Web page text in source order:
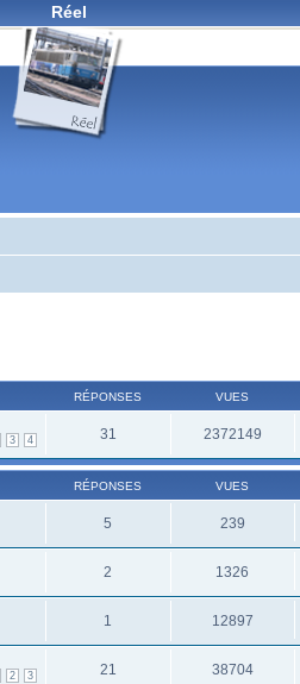
Réel
RÉPONSES VUES
3 4 31 2372149
RÉPONSES VUES
5 239
2 1326
1 12897
2 3 21 38704